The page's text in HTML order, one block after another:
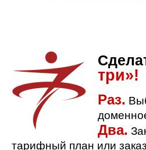
три»!
Раз.
Два.
тарифный план или